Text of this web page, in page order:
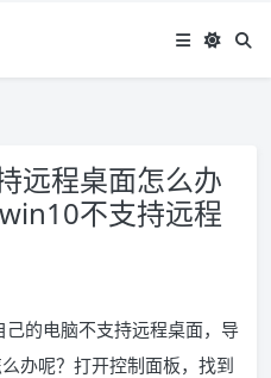
远程桌面怎么办
不支持远程
的电脑不支持远程桌面，导
办呢？打开控制面板，找到